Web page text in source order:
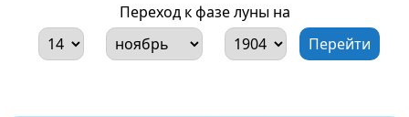
Переход к фазе луны на